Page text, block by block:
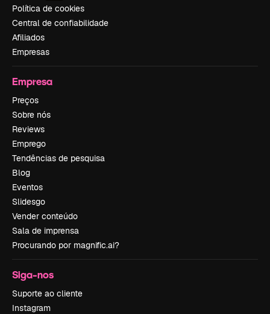
Política de cookies
Central de confiabilidade
Afiliados
Empresas
Empresa
Preços
Sobre nós
Reviews
Emprego
Tendências de pesquisa
Blog
Eventos
Slidesgo
Vender conteúdo
Sala de imprensa
Procurando por magnific.ai?
Siga-nos
Suporte ao cliente
Instagram